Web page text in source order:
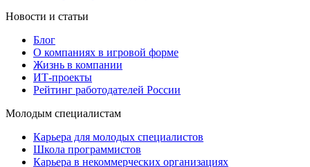
Новости и статьи
Блог
О компаниях в игровой форме
Жизнь в компании
ИТ-проекты
Рейтинг работодателей России
Молодым специалистам
Карьера для молодых специалистов
Школа программистов
Карьера в некоммерческих организациях